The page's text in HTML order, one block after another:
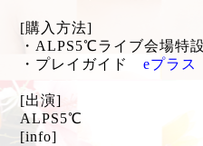
[購入方法]
・ALPS5℃ライブ会場特
・プレイガイド eプラス
[出演]
ALPS5℃
[info]